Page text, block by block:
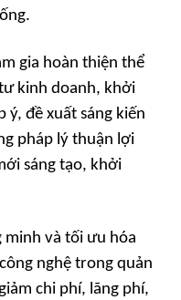
gia hoàn thiện thể
kinh doanh, khởi
ý, đề xuất sáng kiến
pháp lý thuận lợi
sáng tạo, khởi
và tối ưu hóa
nghệ trong quản
chi phí, lãng phí,